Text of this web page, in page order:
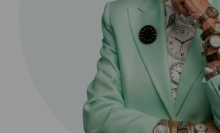
Logg inn på kontoen din
Intempus Admin
(Gammel design)